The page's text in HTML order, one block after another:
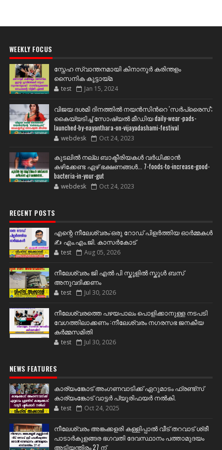
WEEKLY FOCUS
സ്നേഹ സ്വാന്തനമായി കിനാനൂർ കരിന്തളം
സൈനിക കൂട്ടായ്മ
test Jan 15, 2024
വിജയ ദശമി ദിനത്തില്‍ നയന്‍സിന്‍റെ 'സര്‍പ്രൈസ്';
കൈയ്യടിച്ച് സോഷ്യല്‍ മീഡിയ daily-wear-pads-
launched-by-nayanthara-on-vijayadashami-festival
webdesk Oct 24, 2023
കുടലിൽ നല്ല ബാക്ടീരിയകൾ വര്‍ധിക്കാന്‍
കഴിക്കേണ്ട ഏഴ് ഭക്ഷണങ്ങള്‍... 7-foods-to-increase-good-
bacteria-in-your-gut
webdesk Oct 24, 2023
RECENT POSTS
എന്റെ നീലേശ്വരം:ഒരു റോഡ് പിളർത്തിയ ഓർമ്മകൾ
✍️ എം.എം.ജി. കാസർകോട്
test Aug 05, 2026
നീലേശ്വരം ജി എൽ പി സ്കൂളിൽ സ്കൂൾ ബസ്
അനുവദിക്കണം
test Jul 30, 2026
നീലേശ്വരത്തെ പഴയപാലം പൊളിക്കാനുള്ള നടപടി
വേഗത്തിലാക്കണം :നീലേശ്വരം നഗരസഭ ജനകീയ
കർമ്മസമിതി
test Jul 30, 2026
NEWS FEATURES
കാര്യംങ്കോട് അംഗണവാടിക്ക് ഏറുമാടം ഫ്രണ്ട്സ്
കാര്യംങ്കോട് വാട്ടർ പ്യൂരിഫയർ നൽകി.
test Oct 24, 2025
നീലേശ്വരം അങ്കക്കളരി കള്ളിപ്പാൽ വീട് തറവാട് ശ്രീ
പാടാർകുളങ്ങര ഭഗവതി ദേവസ്ഥാനം പത്താമുദയം
അടിയന്തിരം 27 ന്